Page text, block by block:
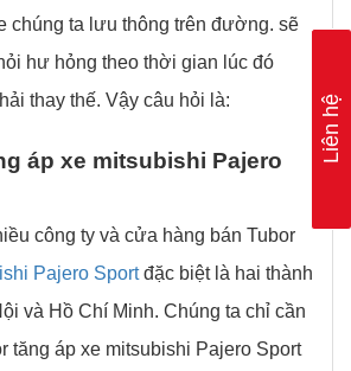
chúng ta lưu thông trên đường. sẽ
hư hỏng theo thời gian lúc đó
thay thế. Vậy câu hỏi là:
áp xe mitsubishi Pajero
công ty và cửa hàng bán Tubor
Pajero Sportđặc biệt là hai thành
và Hồ Chí Minh. Chúng ta chỉ cần
tăng áp xe mitsubishi Pajero Sport
Liên hệ